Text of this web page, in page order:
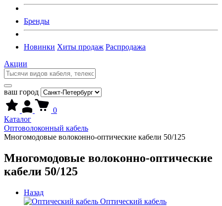
Бренды
Новинки Хиты продаж Распродажа
Акции
ваш город
0
Каталог
Оптоволоконный кабель
Многомодовые волоконно-оптические кабели 50/125
Многомодовые волоконно-оптические
кабели 50/125
Назад
Оптический кабель